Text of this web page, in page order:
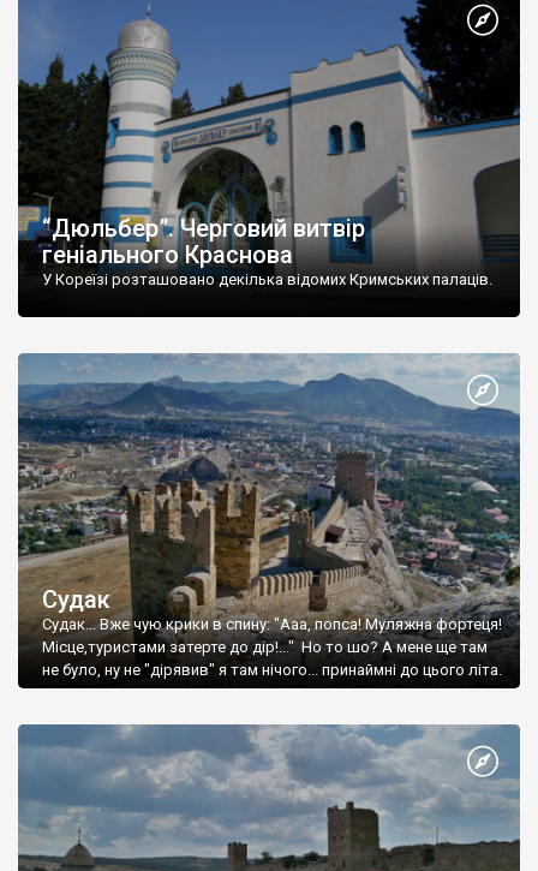
“Дюльбер”. Черговий витвір
геніального Краснова
У Кореїзі розташовано декілька відомих Кримських палаців.
Судак
Судак... Вже чую крики в спину: "Ааа, попса! Муляжна фортеця!
Місце,туристами затерте до дір!..." Но то шо? А мене ще там
не було, ну не "дірявив" я там нічого... принаймні до цього літа.